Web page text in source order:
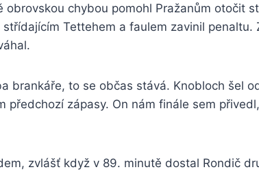
obrovskou chybou pomohl Pražanům otočit
Tettehem a faulem zavinil penaltu.
brankáře, to se občas stává. Knobloch šel
předchozí zápasy. On nám finále sem
zvlášť když v 89. minutě dostal Rondič